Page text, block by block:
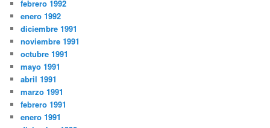
febrero 1992
enero 1992
diciembre 1991
noviembre 1991
octubre 1991
mayo 1991
abril 1991
marzo 1991
febrero 1991
enero 1991